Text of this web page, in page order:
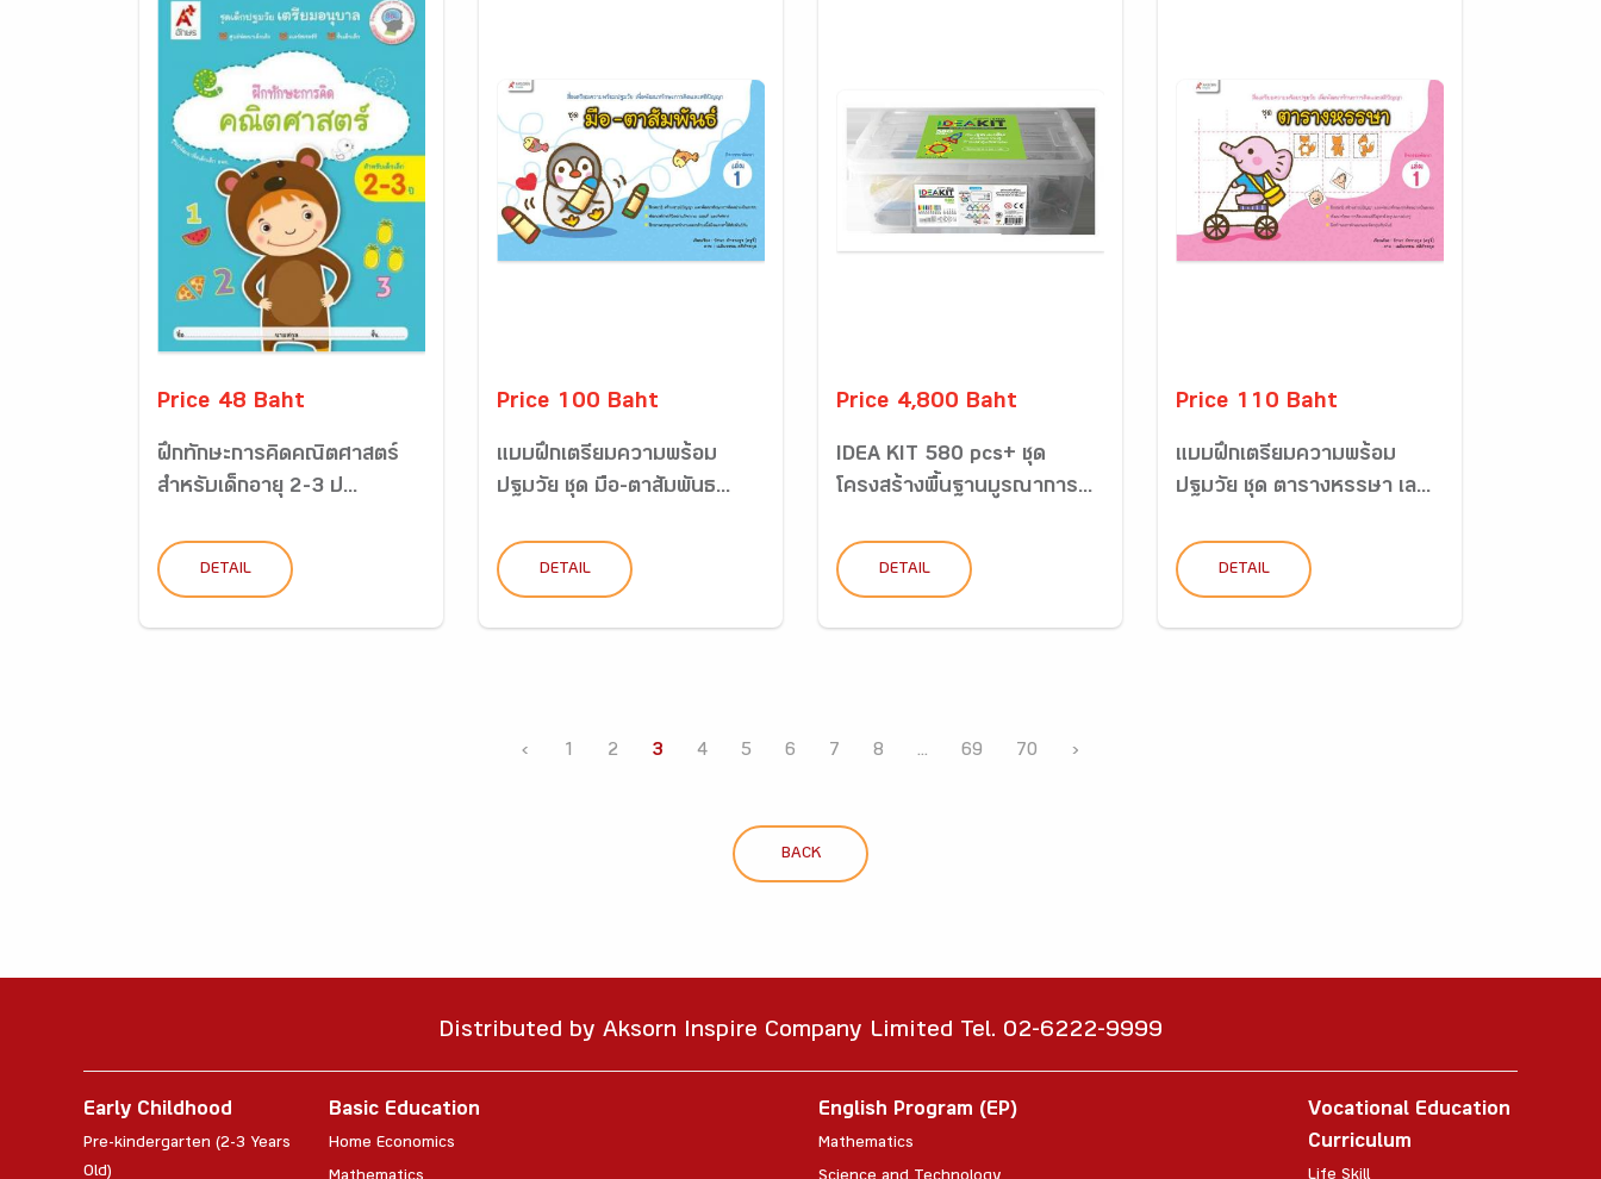
Price 48 Baht
ฝึกทักษะการคิดคณิตศาสตร์
สำหรับเด็กอายุ 2-3 ป...
DETAIL
Price 100 Baht
แบบฝึกเตรียมความพร้อม
ปฐมวัย ชุด มือ-ตาสัมพันธ...
DETAIL
Price 4,800 Baht
IDEA KIT 580 pcs+ ชุด
โครงสร้างพื้นฐานบูรณาการ...
DETAIL
Price 110 Baht
แบบฝึกเตรียมความพร้อม
ปฐมวัย ชุด ตารางหรรษา เล...
DETAIL
‹ 1 2 3 4 5 6 7 8 ... 69 70 ›
BACK
Distributed by Aksorn Inspire Company Limited Tel. 02-6222-9999
Early Childhood
Pre-kindergarten (2-3 Years
Old)
Basic Education
Home Economics
English Program (EP)
Mathematics
Vocational Education
Curriculum